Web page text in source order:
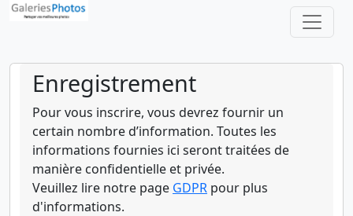
Enregistrement
Pour vous inscrire, vous devrez fournir un
certain nombre d’information. Toutes les
informations fournies ici seront traitées de
manière confidentielle et privée.
Veuillez lire notre page GDPR pour plus
d'informations.